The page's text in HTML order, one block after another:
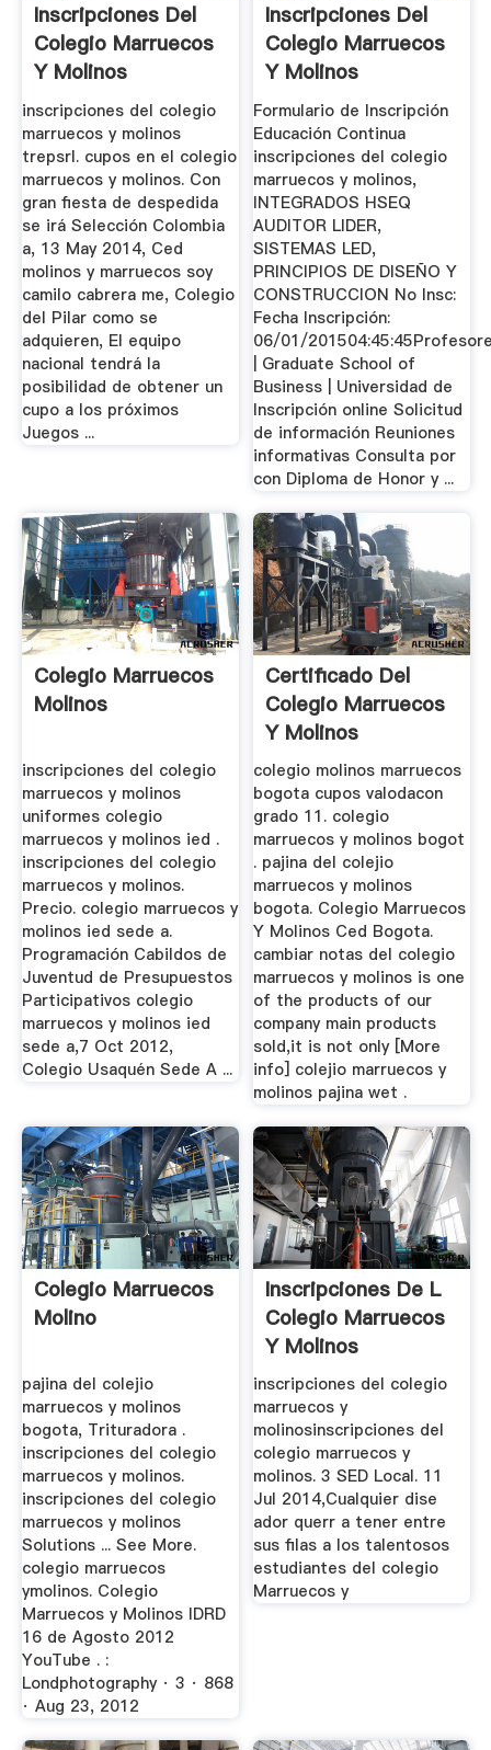
Inscripciones Del
Colegio Marruecos
Y Molinos
inscripciones del colegio
marruecos y molinos
trepsrl. cupos en el colegio
marruecos y molinos. Con
gran fiesta de despedida
se irá Selección Colombia
a, 13 May 2014, Ced
molinos y marruecos soy
camilo cabrera me, Colegio
del Pilar como se
adquieren, El equipo
nacional tendrá la
posibilidad de obtener un
cupo a los próximos
Juegos ...
Inscripciones Del
Colegio Marruecos
Y Molinos
Formulario de Inscripción
Educación Continua
inscripciones del colegio
marruecos y molinos,
INTEGRADOS HSEQ
AUDITOR LIDER,
SISTEMAS LED,
PRINCIPIOS DE DISEÑO Y
CONSTRUCCION No Insc:
Fecha Inscripción:
06/01/
| Graduate School of
Business | Universidad de
Inscripción online Solicitud
de información Reuniones
informativas Consulta por
con Diploma de Honor y ...
Colegio Marruecos
Molinos
inscripciones del colegio
marruecos y molinos
uniformes colegio
marruecos y molinos ied .
inscripciones del colegio
marruecos y molinos.
Precio. colegio marruecos y
molinos ied sede a.
Programación Cabildos de
Juventud de Presupuestos
Participativos colegio
marruecos y molinos ied
sede a,7 Oct 2012,
Colegio Usaquén Sede A ...
Certificado Del
Colegio Marruecos
Y Molinos
colegio molinos marruecos
bogota cupos valodacon
grado 11. colegio
marruecos y molinos bogot
. pajina del colejio
marruecos y molinos
bogota. Colegio Marruecos
Y Molinos Ced Bogota.
cambiar notas del colegio
marruecos y molinos is one
of the products of our
company main products
sold,it is not only [More
info] colejio marruecos y
molinos pajina wet .
Colegio Marruecos
Molino
pajina del colejio
marruecos y molinos
bogota, Trituradora .
inscripciones del colegio
marruecos y molinos.
inscripciones del colegio
marruecos y molinos
Solutions ... See More.
colegio marruecos
ymolinos. Colegio
Marruecos y Molinos IDRD
16 de Agosto 2012
YouTube . :
Londphotography · 3 · 868
· Aug 23, 2012
Inscripciones De L
Colegio Marruecos
Y Molinos
inscripciones del colegio
marruecos y
molinosinscripciones del
colegio marruecos y
molinos. 3 SED Local. 11
Jul 2014,Cualquier dise
ador querr a tener entre
sus filas a los talentosos
estudiantes del colegio
Marruecos y